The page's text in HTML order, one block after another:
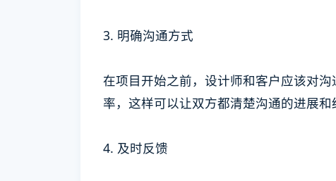
3. 明确沟通方式
在项目开始之前，设计师和客户应该对
率，这样可以让双方都清楚沟通的进展
4. 及时反馈